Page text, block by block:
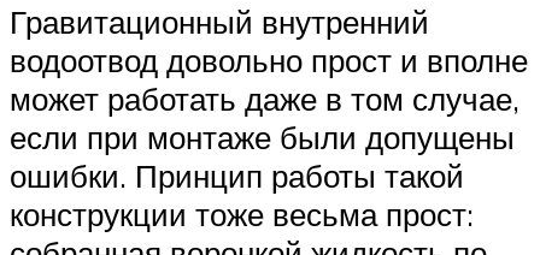
Гравитационный внутренний
водоотвод довольно прост и вполне
может работать даже в том случае,
если при монтаже были допущены
ошибки. Принцип работы такой
конструкции тоже весьма прост: